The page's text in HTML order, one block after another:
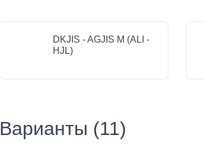
DKJIS - AGJIS M (ALI -
HJL)
Варианты (11)